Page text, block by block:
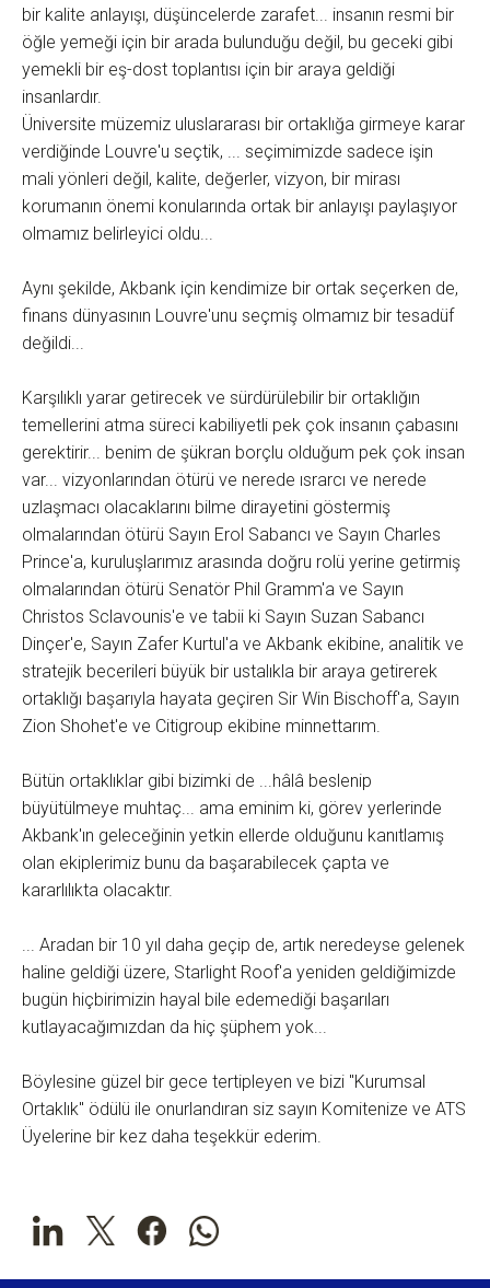
bir kalite anlayışı, düşüncelerde zarafet... insanın resmi bir
öğle yemeği için bir arada bulunduğu değil, bu geceki gibi
yemekli bir eş-dost toplantısı için bir araya geldiği
insanlardır.
Üniversite müzemiz uluslararası bir ortaklığa girmeye karar
verdiğinde Louvre'u seçtik, ... seçimimizde sadece işin
mali yönleri değil, kalite, değerler, vizyon, bir mirası
korumanın önemi konularında ortak bir anlayışı paylaşıyor
olmamız belirleyici oldu...
Aynı şekilde, Akbank için kendimize bir ortak seçerken de,
finans dünyasının Louvre'unu seçmiş olmamız bir tesadüf
değildi...
Karşılıklı yarar getirecek ve sürdürülebilir bir ortaklığın
temellerini atma süreci kabiliyetli pek çok insanın çabasını
gerektirir... benim de şükran borçlu olduğum pek çok insan
var... vizyonlarından ötürü ve nerede ısrarcı ve nerede
uzlaşmacı olacaklarını bilme dirayetini göstermiş
olmalarından ötürü Sayın Erol Sabancı ve Sayın Charles
Prince'a, kuruluşlarımız arasında doğru rolü yerine getirmiş
olmalarından ötürü Senatör Phil Gramm'a ve Sayın
Christos Sclavounis'e ve tabii ki Sayın Suzan Sabancı
Dinçer'e, Sayın Zafer Kurtul'a ve Akbank ekibine, analitik ve
stratejik becerileri büyük bir ustalıkla bir araya getirerek
ortaklığı başarıyla hayata geçiren Sir Win Bischoff'a, Sayın
Zion Shohet'e ve Citigroup ekibine minnettarım.
Bütün ortaklıklar gibi bizimki de ...hâlâ beslenip
büyütülmeye muhtaç... ama eminim ki, görev yerlerinde
Akbank'ın geleceğinin yetkin ellerde olduğunu kanıtlamış
olan ekiplerimiz bunu da başarabilecek çapta ve
kararlılıkta olacaktır.
... Aradan bir 10 yıl daha geçip de, artık neredeyse gelenek
haline geldiği üzere, Starlight Roof'a yeniden geldiğimizde
bugün hiçbirimizin hayal bile edemediği başarıları
kutlayacağımızdan da hiç şüphem yok...
Böylesine güzel bir gece tertipleyen ve bizi "Kurumsal
Ortaklık" ödülü ile onurlandıran siz sayın Komitenize ve ATS
Üyelerine bir kez daha teşekkür ederim.